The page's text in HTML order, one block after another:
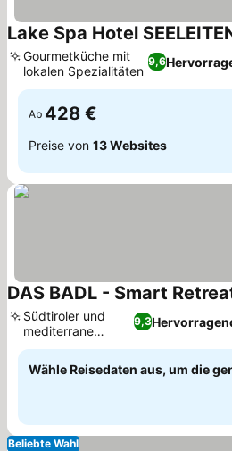
Lake Spa Hotel
9,6
Gourmetküche mit
lokalen Spezialitäten
Ab 428 €
Preise von 13 Websites
DAS BADL - Smart
9,3
Südtiroler und
mediterrane
Küche
Wähle Reisedaten aus, um die
Beliebte Wahl